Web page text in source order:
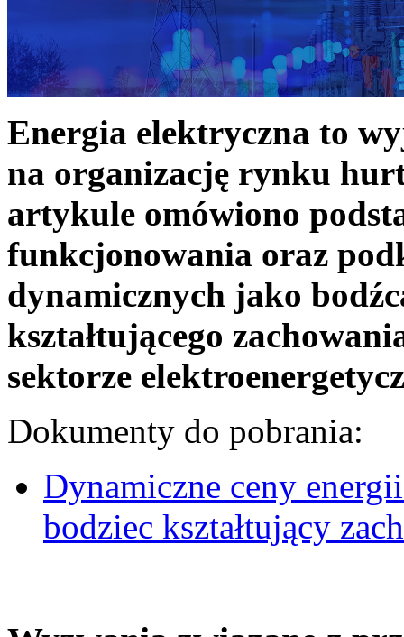
Energia elektryczna to
na organizację rynku
artykule omówiono
funkcjonowania oraz
dynamicznych jako
kształtującego
sektorze
Dokumenty do pobrania:
Dynamiczne ceny
bodziec kształtujący